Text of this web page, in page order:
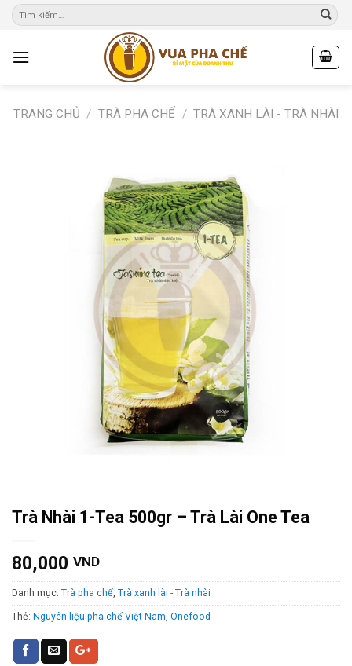
Skip
TRANG CHỦ / TRÀ PHA CHẾ / TRÀ XANH LÀI - TRÀ NHÀI
Trà Nhài 1-Tea 500gr – Trà Lài One Tea
80,000 VND
Danh mục: Trà pha chế, Trà xanh lài - Trà nhài
Thẻ: Nguyên liệu pha chế Việt Nam, Onefood